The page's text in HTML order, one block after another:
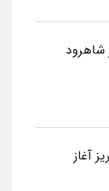
شاهرود
آغاز